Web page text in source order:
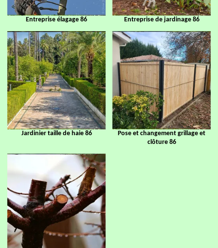
Entreprise élagage 86 Entreprise de jardinage 86
Jardinier taille de haie 86
Pose et changement grillage et
clôture 86